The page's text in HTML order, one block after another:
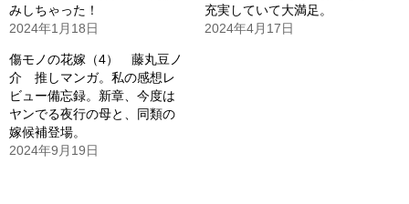
みしちゃった！
2024年1月18日
充実していて大満足。
2024年4月17日
傷モノの花嫁（4） 藤丸豆ノ
介 推しマンガ。私の感想レ
ビュー備忘録。新章、今度は
ヤンでる夜行の母と、同類の
嫁候補登場。
2024年9月19日